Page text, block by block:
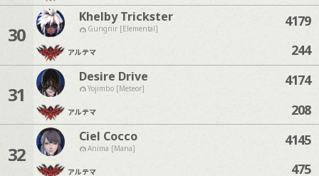
30
Khelby Trickster
Gungnir [Elemental]
アルテマ
4179
244
31
Desire Drive
Yojimbo [Meteor]
アルテマ
4174
208
32
Ciel Cocco
Anima [Mana]
アルテマ
4145
475